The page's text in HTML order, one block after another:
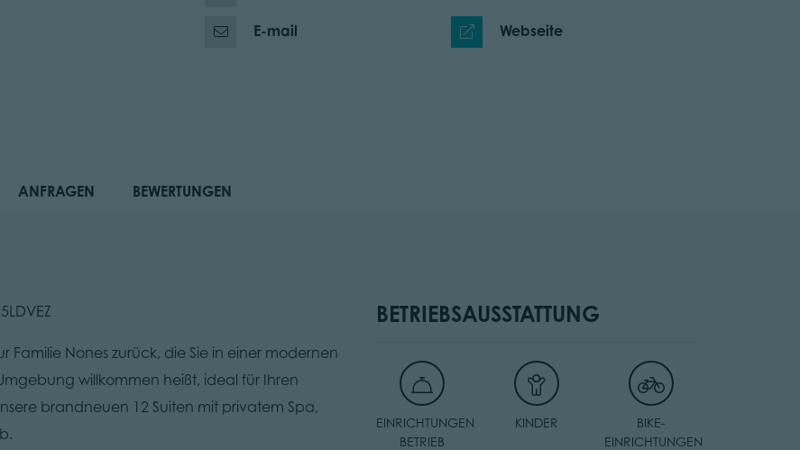
E-mail Webseite
ANFRAGEN BEWERTUNGEN
Familie Nones zurück, die Sie in einer modernen
willkommen heißt, ideal für Ihren
brandneuen 12 Suiten mit privatem Spa,
BETRIEBSAUSSTATTUNG
EINRICHTUNGEN
BETRIEB
KINDER
BIKE-
EINRICHTUNGEN